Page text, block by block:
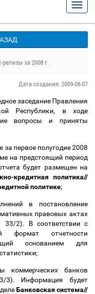
релизы за 2008 г.
Дата создания: 2009-08-07
заседание Правления
Республики, в ходе
вопросы и приняты
за первое полугодие 2008
на предстоящий период
будет размещен на
кредитная политика//
политике;
в постановление
правовых актах
2). В соответствии с
формат отчетности
основанием для
коммерческих банков
Информация будет
Банковская система//